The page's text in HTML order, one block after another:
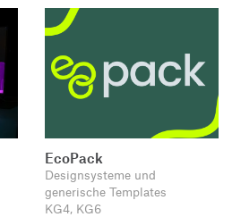
EcoPack
Designsysteme und
generische Templates
KG4, KG6